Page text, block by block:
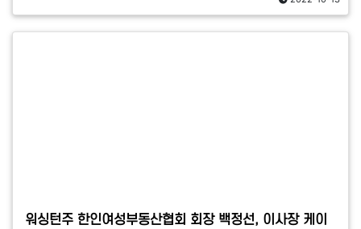
워싱턴주 한인여성부동산협회 회장 백정선, 이사장 케이